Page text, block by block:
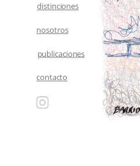
distinciones
publicaciones
nosotros
contacto